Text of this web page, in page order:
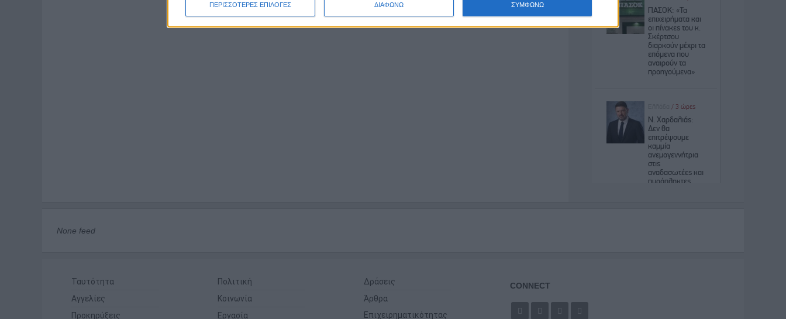
ΠΕΡΙΣΣΟΤΕΡΕΣ ΕΠΙΛΟΓΕΣ ΔΙΑΦΩΝΩ ΣΥΜΦΩΝΩ
None feed
Ταυτότητα
Αγγελίες
Προκηρύξεις
Πολιτική
Κοινωνία
Εργασία
Δράσεις
Άρθρα
Επιχειρηματικότητας
CONNECT